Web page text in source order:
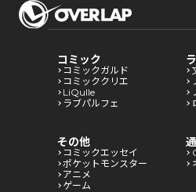
コミック
コミックガルド
コミッククリエ
LiQulle
ラブパルフェ
その他
コミックエッセイ
ポケットモンスター
アニメ
ゲーム